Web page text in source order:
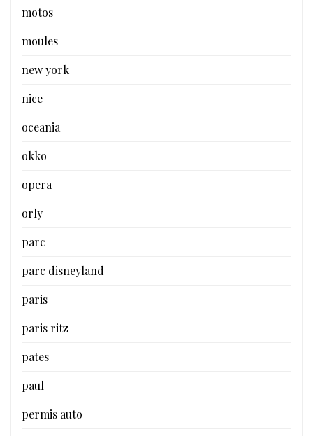
motos
moules
new york
nice
oceania
okko
opera
orly
parc
parc disneyland
paris
paris ritz
pates
paul
permis auto